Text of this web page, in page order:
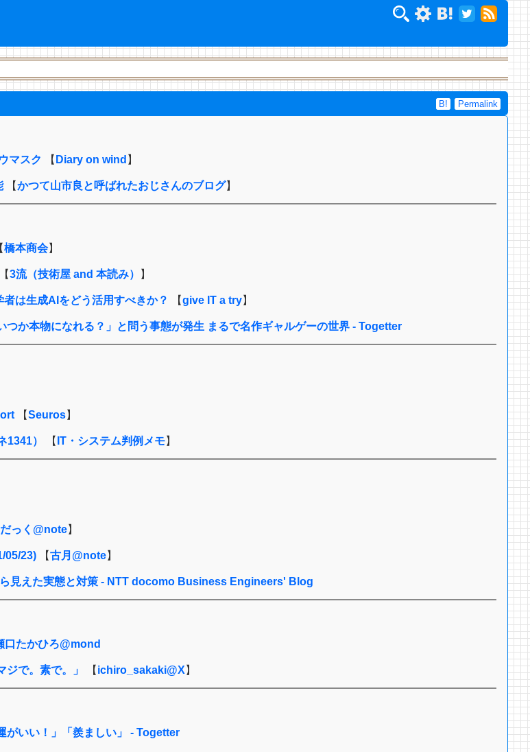
B! Permalink
マスク 【 Diary on wind 】
【かつて山市良と呼ばれたおじさんのブログ】
橋本商会】
【3流（技術屋 and 本読み） 】
は生成AIをどう活用すべきか？ 【give IT a try】
か本物になれる？」と問う事態が発生 まるで名作ギャルゲーの世界 - Togetter
【Seuros】
1341） 【 IT・システム判例メモ】
だっく@note】
05/23) 【古月@note】
見えた実態と対策 - NTT docomo Business Engineers' Blog
口たかひろ@mond
で。素で。」 【 ichiro_sakaki@X 】
がいい！」「羨ましい」 - Togetter